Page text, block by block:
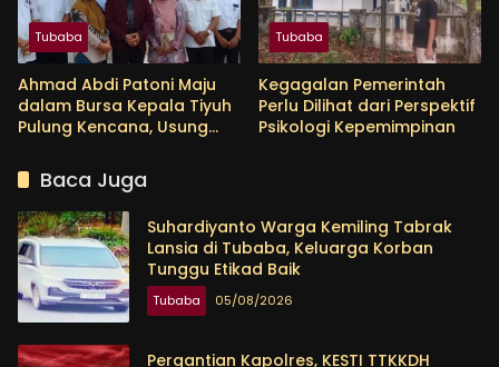
Tubaba
Ahmad Abdi Patoni Maju
dalam Bursa Kepala Tiyuh
Pulung Kencana, Usung
Tubaba
Kegagalan Pemerintah
Perlu Dilihat dari Perspektif
Psikologi Kepemimpinan
Baca Juga
Suhardiyanto Warga Kemiling Tabrak
Lansia di Tubaba, Keluarga Korban
Tunggu Etikad Baik
Tubaba 05/08/2026
Pergantian Kapolres, KESTI TTKKDH